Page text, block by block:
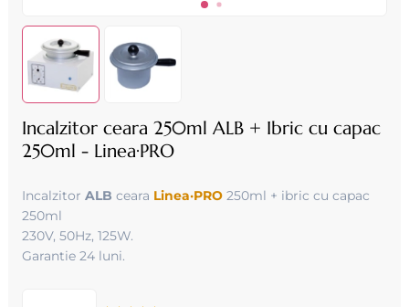
Incalzitor ceara 250ml ALB + Ibric cu capac
250ml - Linea·PRO
Incalzitor ALB ceara Linea·PRO250ml + ibric cu capac
250ml
230V, 50Hz, 125W.
Garantie 24 luni.